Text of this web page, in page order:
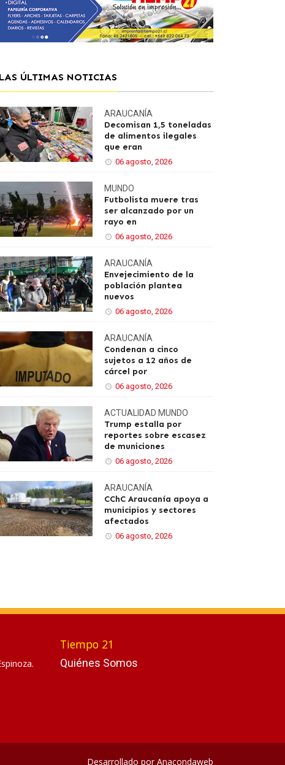
LAS ÚLTIMAS NOTICIAS
ARAUCANÍA
Decomisan 1,5 toneladas
de alimentos ilegales
que eran
06 agosto, 2026
MUNDO
Futbolista muere tras
ser alcanzado por un
rayo en
06 agosto, 2026
ARAUCANÍA
Envejecimiento de la
población plantea
nuevos
06 agosto, 2026
ARAUCANÍA
Condenan a cinco
sujetos a 12 años de
cárcel por
06 agosto, 2026
ACTUALIDAD MUNDO
Trump estalla por
reportes sobre escasez
de municiones
06 agosto, 2026
ARAUCANÍA
CChC Araucanía apoya a
municipios y sectores
afectados
06 agosto, 2026
Tiempo 21
Quiénes Somos
Desarrollado por Anacondaweb